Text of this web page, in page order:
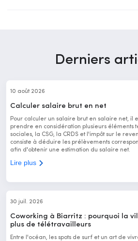
Derniers
10 août 2026
Calculer salaire brut en net
Pour calculer un salaire brut en salaire net, il
prendre en considération plusieurs éléments
sociales, la CSG, la CRDS et l'impôt sur le
consiste à déduire les prélèvements
afin d'obtenir une estimation du salaire net.
Lire plus
30 juil. 2026
Coworking à Biarritz : pourquoi la
plus de télétravailleurs
Entre l'océan, les spots de surf et un art de